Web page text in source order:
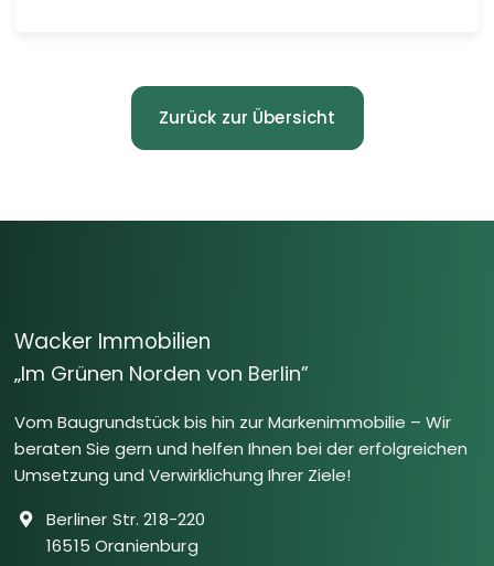
Zurück zur Übersicht
Wacker Immobilien
„Im Grünen Norden von Berlin”
Vom Baugrundstück bis hin zur Markenimmobilie – Wir
beraten Sie gern und helfen Ihnen bei der erfolgreichen
Umsetzung und Verwirklichung Ihrer Ziele!
Berliner Str. 218-220
16515 Oranienburg